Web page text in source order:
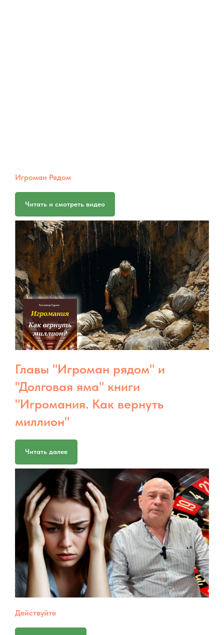
Игроман Рядом
Читать и смотреть видео
Главы "Игроман рядом" и
"Долговая яма" книги
"Игромания. Как вернуть
миллион"
Читать далее
Действуйте